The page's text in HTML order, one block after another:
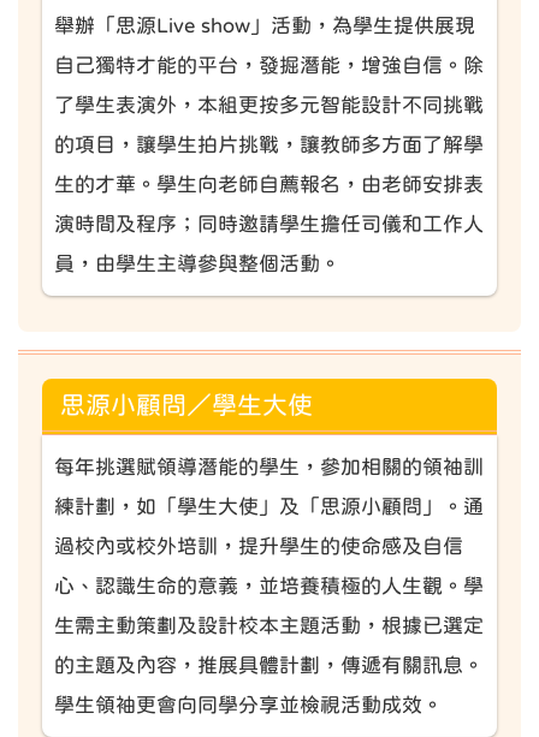
舉辦「思源Live show」活動，為學生提供展現
自己獨特才能的平台，發掘潛能，增強自信。除
了學生表演外，本組更按多元智能設計不同挑戰
的項目，讓學生拍片挑戰，讓教師多方面了解學
生的才華。學生向老師自薦報名，由老師安排表
演時間及程序；同時邀請學生擔任司儀和工作人
員，由學生主導參與整個活動。
思源小顧問／學生大使
每年挑選賦領導潛能的學生，參加相關的領袖訓
練計劃，如「學生大使」及「思源小顧問」。通
過校內或校外培訓，提升學生的使命感及自信
心、認識生命的意義，並培養積極的人生觀。學
生需主動策劃及設計校本主題活動，根據已選定
的主題及內容，推展具體計劃，傳遞有關訊息。
學生領袖更會向同學分享並檢視活動成效。